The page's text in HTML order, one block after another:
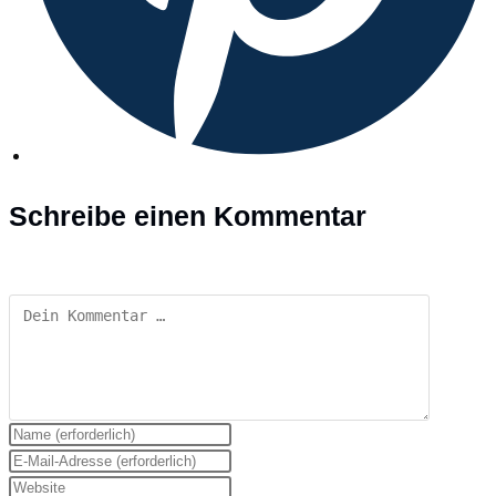
Schreibe einen Kommentar
Gib
deinen
Namen
Gib
deine
Gib